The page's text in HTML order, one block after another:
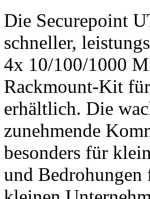
Die Securepoint
schneller,
4x 10/100/1000
Rackmount-Kit
erhältlich. Die
zunehmende
besonders für
und